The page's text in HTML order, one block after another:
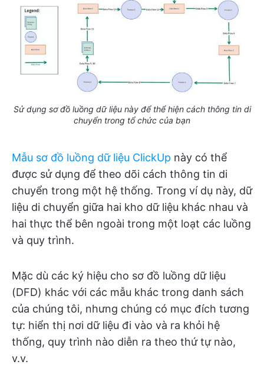
Sử dụng sơ đồ luồng dữ liệu này để thể hiện cách thông tin di
chuyển trong tổ chức của bạn
Mẫu sơ đồ luồng dữ liệu ClickUp này có thể
được sử dụng để theo dõi cách thông tin di
chuyển trong một hệ thống. Trong ví dụ này, dữ
liệu di chuyển giữa hai kho dữ liệu khác nhau và
hai thực thể bên ngoài trong một loạt các luồng
và quy trình.
Mặc dù các ký hiệu cho sơ đồ luồng dữ liệu
(DFD) khác với các mẫu khác trong danh sách
của chúng tôi, nhưng chúng có mục đích tương
tự: hiển thị nơi dữ liệu đi vào và ra khỏi hệ
thống, quy trình nào diễn ra theo thứ tự nào,
v.v.